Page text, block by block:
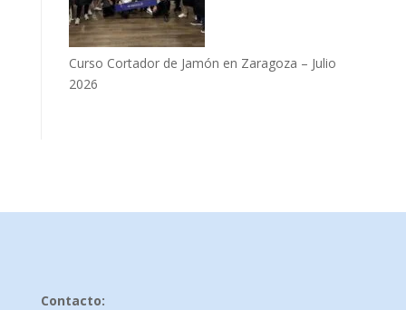
Curso Cortador de Jamón en Zaragoza – Julio
2026
Contacto: